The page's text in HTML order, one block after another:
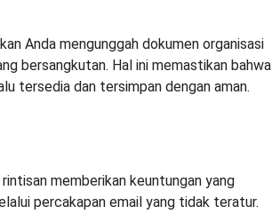
Anda mengunggah dokumen organisasi
bersangkutan. Hal ini memastikan bahwa
tersedia dan tersimpan dengan aman.
memberikan keuntungan yang
percakapan email yang tidak teratur.